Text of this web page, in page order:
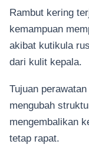
Rambut kering
kemampuan
akibat kutikula
dari kulit kepala.
Tujuan
mengubah
mengembalikan
tetap rapat.